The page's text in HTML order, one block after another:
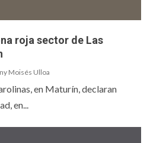
roja sector de Las
Moisés Ulloa
en Maturín, declaran
en...